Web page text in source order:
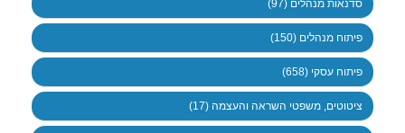
סדנאות מנהלים (97)
פיתוח מנהלים (150)
פיתוח עסקי (658)
ציטוטים, משפטי השראה והעצמה (17)